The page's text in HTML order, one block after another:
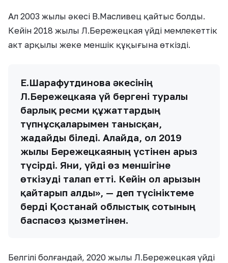
Ал 2003 жылы әкесі В.Масливец қайтыс болды.
Кейін 2018 жылы Л.Бережецкая үйді мемлекеттік
акт арқылы жеке меншік құқығына өткізді.
Е.Шарафутдинова әкесінің
Л.Бережецкаяға үй бергені туралы
барлық ресми құжаттардың
түпнұсқаларымен танысқан,
жағдайды біледі. Алайда, ол 2019
жылы Бережецкаяның үстінен арыз
түсірді. Яғни, үйді өз меншігіне
өткізуді талап етті. Кейін ол арызын
қайтарып алды», — деп түсініктеме
берді Қостанай облыстық сотының
баспасөз қызметінен.
Белгілі болғандай, 2020 жылы Л.Бережецкая үйді